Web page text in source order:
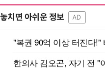
놓치면 아쉬운 정보 AD